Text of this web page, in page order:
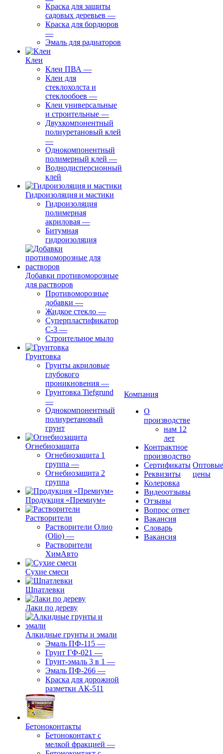
Краска для защиты
садовых деревьев —
⁠Краска для бордюров
—
Эмаль для радиаторов
Клеи
Клеи ПВА —
Клеи для
стеклохолста и
стеклообоев —
Клеи универсальные
и строительные —
Двухкомпонентный
полиуретановый клей
—
Однокомпонентный
полимерный клей —
Воднодисперсионный
клей
Гидроизоляция и мастики
Гидроизоляция
полимерная
акриловая —
Битумная
гидроизоляция
Добавки противоморозные
для растворов
Противоморозные
добавки —
Жидкое стекло —
Суперпластификатор
С-3 —
Строительное мыло
Грунтовка
Грунты акриловые
глубокого
проникновения —
Грунтовка Tiefgrund
—
Однокомпонентный
полиуретановый
грунт
Огнебиозащита
Огнебиозащита 1
группа —
Огнебиозащита 2
группа
Продукция «Премиум»
Растворители
Растворители Олио
(Olio) —
Растворители
ХимАвто
Сухие смеси
Шпатлевки
Лаки по дереву
Алкидные грунты и эмали
Эмаль ПФ-115 —
Грунт ГФ-021 —
Грунт-эмаль 3 в 1 —
Эмаль ПФ-266 —
Краска для дорожной
разметки АК-511
Бетоноконтакты
Бетоноконтакт с
мелкой фракцией —
Компания
О
производстве
нам 12
лет
Контрактное
производство
Сертификаты
Реквизиты
Колеровка
Видеоотзывы
Отзывы
Вопрос ответ
Вакансия
Словарь
Вакансия
Оптовые
цены